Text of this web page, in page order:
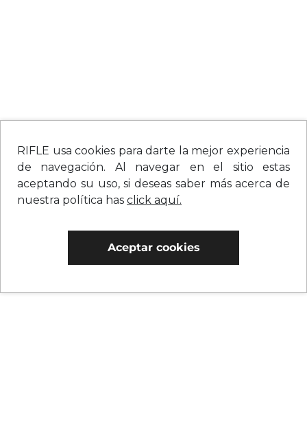
RIFLE usa cookies para darte la mejor experiencia
de navegación. Al navegar en el sitio estas
aceptando su uso, si deseas saber más acerca de
nuestra política has click aquí.
Aceptar cookies